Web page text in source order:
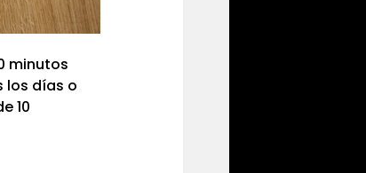
minutos
los días o
10